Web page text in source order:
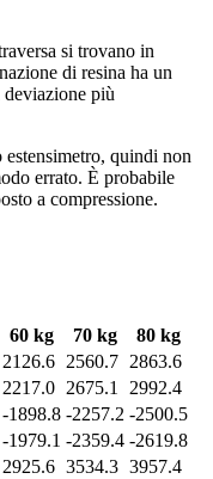
si trovano in
di resina ha un
più
estensimetro, quindi non
errato. È probabile
a compressione.
60 kg 70 kg
80 kg
2126.6 2560.7 2863.6
2217.0 2675.1
2992.4
-1898.8 -2257.2 -2500.5
-1979.1 -2359.4 -2619.8
2925.6 3534.3 3957.4